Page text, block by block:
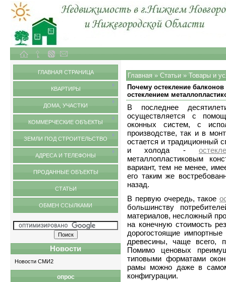
ГЛАВНАЯ СТРАНИЦА
КВАРТИРЫ
ДОМА, УЧАСТКИ
КОММЕРЧЕСКИЕ ОБЪЕКТЫ
ЗЕМЛИ ПОД СТРОИТЕЛЬСТВО
АДРЕСА И ТЕЛЕФОНЫ
ПРОДАННЫЕ ОБЪЕКТЫ
СТАТЬИ
ОБМЕН ССЫЛКАМИ
Новости
Новости СМИ2
опрос
Главная » Статьи » Товары и
Почему остекление
остеклением
В последнее
осуществляется с
оконных систем, с
производстве, так и в
остается и традиционный
и холода -
металлопластиковым
вариант, тем не менее,
его таким же
назад.
В первую очередь, такое
большинству
материалов, несложный
на конечную стоимость
дорогостоящие
древесины, чаще всего,
Помимо ценовых
типовыми форматами
рамы можно даже в самом
конфигурации.
Квартиры-однокомнатные,